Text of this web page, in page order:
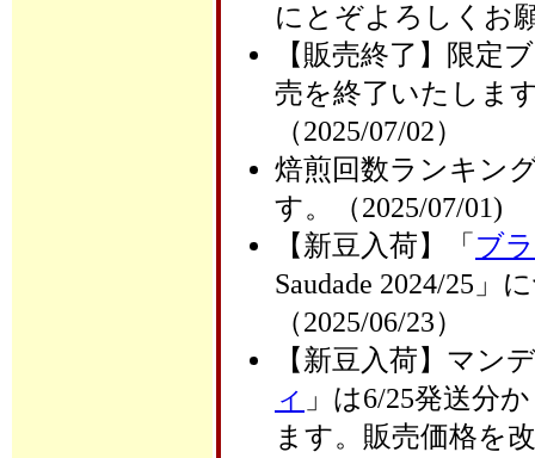
にとぞよろしくお
【販売終了】限定
売を終了いたしま
（2025/07/02）
焙煎回数ランキン
す。（2025/07/01)
【新豆入荷】「 ブ
Saudade 2024/25
（2025/06/23）
【新豆入荷】マン
ィ 」は6/25発送分
ます。販売価格を